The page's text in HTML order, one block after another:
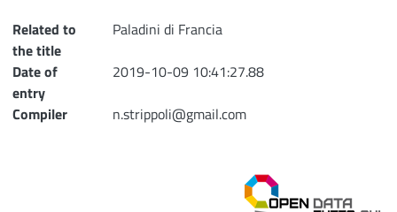
Related to
the title
Paladini di Francia
Date of
entry
2019-10-09 10:41:27.88
Compiler
n.strippoli@gmail.com